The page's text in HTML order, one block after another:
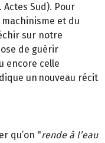
Actes Sud). Pour
et du
sur notre
de guérir
encore celle
un nouveau récit
qu’on "rende à l’eau